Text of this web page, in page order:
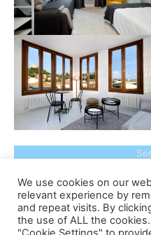
We use cookies on our
relevant experience by
and repeat visits. By
the use of ALL the